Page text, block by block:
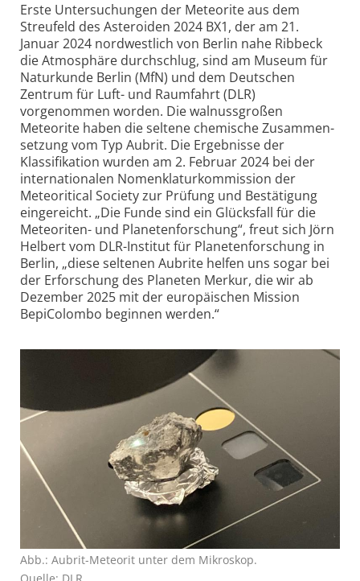
Erste Untersuchungen der Meteorite aus dem
Streufeld des Asteroiden 2024 BX1, der am 21.
Januar 2024 nordwestlich von Berlin nahe Ribbeck
die Atmosphäre durchschlug, sind am Museum für
Naturkunde Berlin (MfN) und dem Deutschen
Zentrum für Luft- und Raumfahrt (DLR)
vorgenommen worden. Die walnuss­großen
Meteorite haben die seltene chemische Zusammen­
setzung vom Typ Aubrit. Die Ergebnisse der
Klassifikation wurden am 2. Februar 2024 bei der
internationalen Nomenklatur­kommission der
Meteoritical Society zur Prüfung und Bestätigung
eingereicht. „Die Funde sind ein Glücksfall für die
Meteoriten- und Planeten­forschung“, freut sich Jörn
Helbert vom DLR-Institut für Planeten­forschung in
Berlin, „diese seltenen Aubrite helfen uns sogar bei
der Erforschung des Planeten Merkur, die wir ab
Dezember 2025 mit der europäischen Mission
BepiColombo beginnen werden.“
Abb.: Aubrit-Meteorit unter dem Mikroskop.